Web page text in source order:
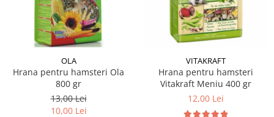
Hrana uscata
Hrana uscata caini
Caine Junior
Caine Senior
Oferta 2 saci
Igiena caini
Hrana umeda
Hrana uscata
Hrana umeda pisici
Pisica Junior
Pisica Senior
Pisica Sterilizata
OLA
Hrana pentru hamsteri Ola
800 gr
13,00 Lei
10,00 Lei
VITAKRAFT
Hrana pentru hamsteri
Vitakraft Meniu 400 gr
12,00 Lei